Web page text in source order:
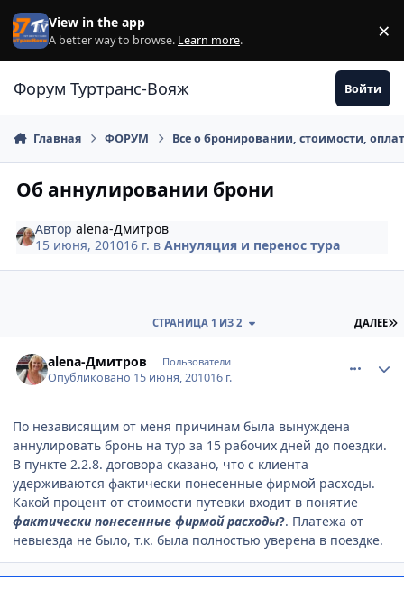
Перейти к содержанию
View in the app
A better way to browse. Learn more. ×
Форум Туртранс-Вояж Войти
Главная ФОРУМ Все о бронировании, стоимости,
Об аннулировании брони
Авторalena-Дмитров
15 июня, 201016 г. вАннуляция и перенос тура
ДАЛЕЕ
СТРАНИЦА 1 ИЗ 2
alena-Дмитров Пользователи
Опубликовано 15 июня, 201016 г.
По независящим от меня причинам была вынуждена
аннулировать бронь на тур за 15 рабочих дней до поездки.
В пункте 2.2.8. договора сказано, что с клиента
удерживаются фактически понесенные фирмой расходы.
Какой процент от стоимости путевки входит в понятие
фактически понесенные фирмой расходы?. Платежа от
невыезда не было, т.к. была полностью уверена в поездке.